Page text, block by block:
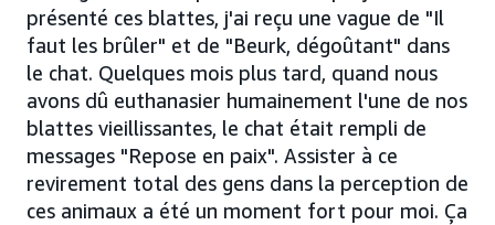
présenté ces blattes, j'ai reçu une vague de "Il
faut les brûler" et de "Beurk, dégoûtant" dans
le chat. Quelques mois plus tard, quand nous
avons dû euthanasier humainement l'une de nos
blattes vieillissantes, le chat était rempli de
messages "Repose en paix". Assister à ce
revirement total des gens dans la perception de
ces animaux a été un moment fort pour moi. Ça